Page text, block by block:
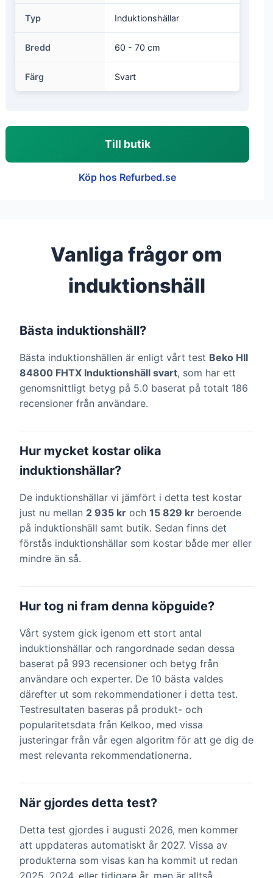
Typ Induktionshällar
Bredd 60 - 70 cm
Färg Svart
Till butik
Köp hos Refurbed.se
Vanliga frågor om
induktionshäll
Bästa induktionshäll?
Bästa induktionshällen är enligt vårt test Beko HII
84800 FHTX Induktionshäll svart, som har ett
genomsnittligt betyg på 5.0 baserat på totalt 186
recensioner från användare.
Hur mycket kostar olika
induktionshällar?
De induktionshällar vi jämfört i detta test kostar
just nu mellan 2 935 kr och 15 829 kr beroende
på induktionshäll samt butik. Sedan finns det
förstås induktionshällar som kostar både mer eller
mindre än så.
Hur tog ni fram denna köpguide?
Vårt system gick igenom ett stort antal
induktionshällar och rangordnade sedan dessa
baserat på 993 recensioner och betyg från
användare och experter. De 10 bästa valdes
därefter ut som rekommendationer i detta test.
Testresultaten baseras på produkt- och
popularitetsdata från Kelkoo, med vissa
justeringar från vår egen algoritm för att ge dig de
mest relevanta rekommendationerna.
När gjordes detta test?
Detta test gjordes i augusti 2026, men kommer
att uppdateras automatiskt år 2027. Vissa av
produkterna som visas kan ha kommit ut redan
2025, 2024, eller tidigare år, men är alltså